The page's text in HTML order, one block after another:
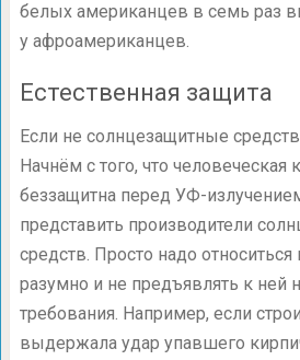
белых американцев в семь раз
у афроамериканцев.
Естественная защита
Если не солнцезащитные
Начнём с того, что человеческая
беззащитна перед УФ-
представить производители
средств. Просто надо относиться
разумно и не предъявлять к ней
требования. Например, если
выдержала удар упавшего